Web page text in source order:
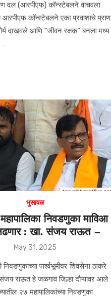
दल (आरपीएफ) कॉन्स्टेबलने वाचवला
आरपीएफ कॉन्स्टेबलने एका प्रवाशाचे प्राण
दाखवले आणि “जीवन रक्षक” बनला मध्य
…
भुसावळ
निवडणुका माविआ
: खा. संजय राऊत –
Posted
May 31, 2025
पार्श्वभूमीवर शिवसेना ठाकरे
राऊत हे जळगाव जिल्हा दौऱ्यावर आले
२७ महापालिकांच्या निवडणुका